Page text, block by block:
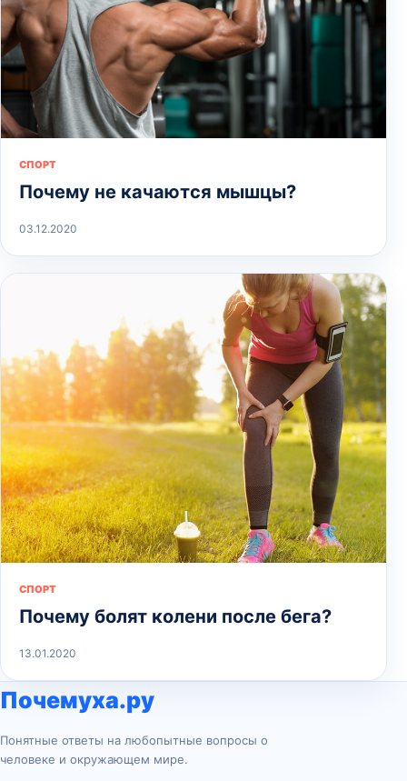
СПОРТ
Почему не качаются мышцы?
03.12.2020
СПОРТ
Почему болят колени после бега?
13.01.2020
Почемуха.ру
Понятные ответы на любопытные вопросы о
человеке и окружающем мире.